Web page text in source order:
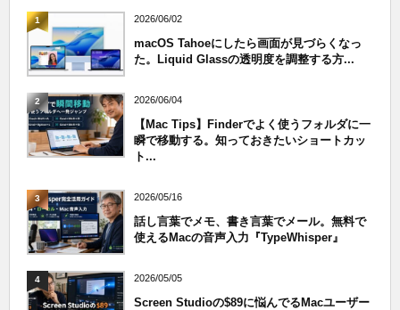
1 2026/06/02
macOS Tahoeにしたら画面が見づらくなっ
た。Liquid Glassの透明度を調整する方...
2 2026/06/04
【Mac Tips】Finderでよく使うフォルダに一
瞬で移動する。知っておきたいショートカッ
ト...
3 2026/05/16
話し言葉でメモ、書き言葉でメール。無料で
使えるMacの音声入力『TypeWhisper』
4 2026/05/05
Screen Studioの$89に悩んでるMacユーザー